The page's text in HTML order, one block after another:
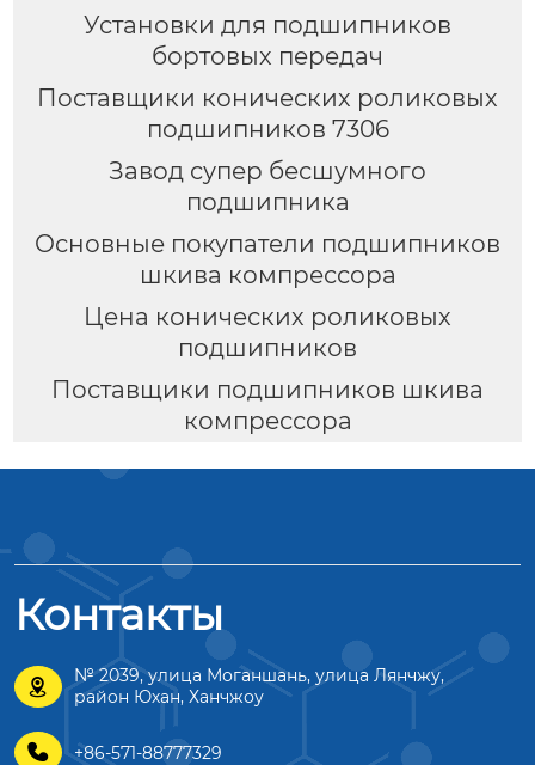
Установки для подшипников
бортовых передач
Поставщики конических роликовых
подшипников 7306
Завод супер бесшумного
подшипника
Основные покупатели подшипников
шкива компрессора
Цена конических роликовых
подшипников
Поставщики подшипников шкива
компрессора
Контакты

№ 2039, улица Моганшань, улица Лянчжу,
район Юхан, Ханчжоу
 +86-571-88777329